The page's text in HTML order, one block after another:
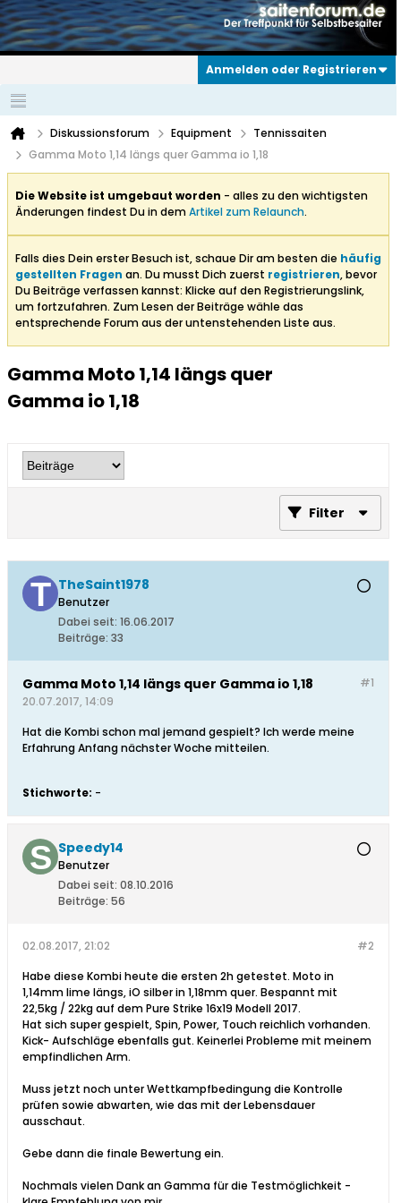
Anmelden oder Registrieren
Diskussionsforum Equipment
Tennissaiten
Gamma Moto 1,14 längs quer Gamma io 1,18
Die Website ist umgebaut worden - alles zu den wichtigsten
Änderungen findest Du in demArtikel zum Relaunch.
Falls dies Dein erster Besuch ist, schaue Dir am besten die häufig
gestellten Fragen an. Du musst Dich zuerst registrieren, bevor
Du Beiträge verfassen kannst: Klicke auf den Registrierungslink,
um fortzufahren. Zum Lesen der Beiträge wähle das
entsprechende Forum aus der untenstehenden Liste aus.
Gamma Moto 1,14 längs quer
Gamma io 1,18
Filter
TheSaint1978
Benutzer
Dabei seit: 16.06.2017
Beiträge: 33
#1
Gamma Moto 1,14 längs quer Gamma io 1,18
20.07.2017, 14:09
Hat die Kombi schon mal jemand gespielt? Ich werde meine
Erfahrung Anfang nächster Woche mitteilen.
Stichworte: -
Speedy14
Benutzer
Dabei seit: 08.10.2016
Beiträge: 56
#2
02.08.2017, 21:02
Habe diese Kombi heute die ersten 2h getestet. Moto in
1,14mm lime längs, iO silber in 1,18mm quer. Bespannt mit
22,5kg / 22kg auf dem Pure Strike 16x19 Modell 2017.
Hat sich super gespielt, Spin, Power, Touch reichlich vorhanden.
Kick- Aufschläge ebenfalls gut. Keinerlei Probleme mit meinem
empfindlichen Arm.
Muss jetzt noch unter Wettkampfbedingung die Kontrolle
prüfen sowie abwarten, wie das mit der Lebensdauer
ausschaut.
Gebe dann die finale Bewertung ein.
Nochmals vielen Dank an Gamma für die Testmöglichkeit -